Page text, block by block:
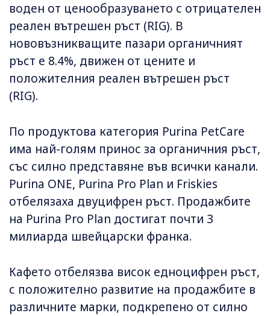
воден от ценообразуването с отрицателен
реален вътрешен ръст (RIG). В
нововъзникващите пазари органичният
ръст е 8.4%, движен от цените и
положителния реален вътрешен ръст
(RIG).
По продуктова категория Purina PetCare
има най-голям принос за органичния ръст,
със силно представяне във всички канали.
Purina ONE, Purina Pro Plan и Friskies
отбелязаха двуцифрен ръст. Продажбите
на Purina Pro Plan достигат почти 3
милиарда швейцарски франка.
Кафето отбелязва висок едноцифрен ръст,
с положително развитие на продажбите в
различните марки, подкрепено от силно